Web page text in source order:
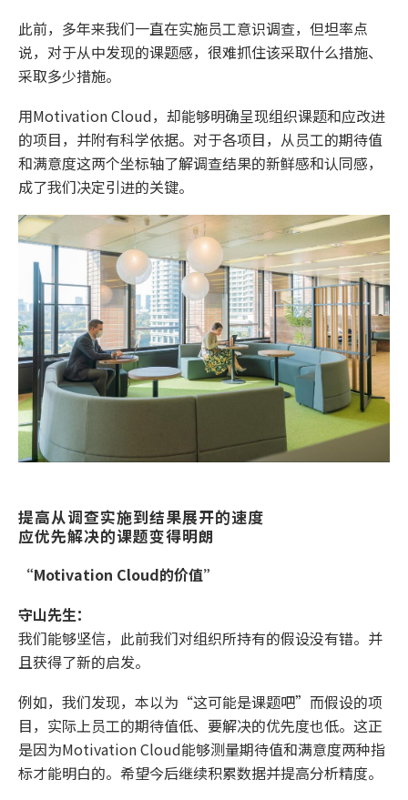
此前，多年来我们一直在实施员工意识调查，但坦率点
说，对于从中发现的课题感，很难抓住该采取什么措施、
采取多少措施。
用Motivation Cloud，却能够明确呈现组织课题和应改进
的项目，并附有科学依据。对于各项目，从员工的期待值
和满意度这两个坐标轴了解调查结果的新鲜感和认同感，
成了我们决定引进的关键。
提高从调查实施到结果展开的速度
应优先解决的课题变得明朗
“Motivation Cloud的价值”
守山先生：
我们能够坚信，此前我们对组织所持有的假设没有错。并
且获得了新的启发。
例如，我们发现，本以为“这可能是课题吧”而假设的项
目，实际上员工的期待值低、要解决的优先度也低。这正
是因为Motivation Cloud能够测量期待值和满意度两种指
标才能明白的。希望今后继续积累数据并提高分析精度。